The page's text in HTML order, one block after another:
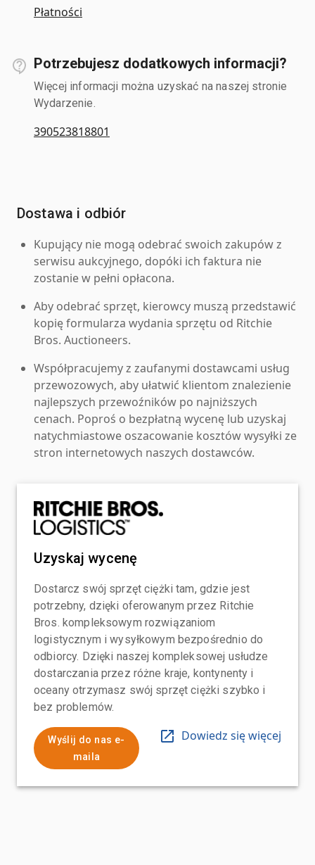
Płatności
Potrzebujesz dodatkowych informacji?
Więcej informacji można uzyskać na naszej stronie
Wydarzenie.
390523818801
Dostawa i odbiór
Kupujący nie mogą odebrać swoich zakupów z
serwisu aukcyjnego, dopóki ich faktura nie
zostanie w pełni opłacona.
Aby odebrać sprzęt, kierowcy muszą przedstawić
kopię formularza wydania sprzętu od Ritchie
Bros. Auctioneers.
Współpracujemy z zaufanymi dostawcami usług
przewozowych, aby ułatwić klientom znalezienie
najlepszych przewoźników po najniższych
cenach. Poproś o bezpłatną wycenę lub uzyskaj
natychmiastowe oszacowanie kosztów wysyłki ze
stron internetowych naszych dostawców.
Uzyskaj wycenę
Dostarcz swój sprzęt ciężki tam, gdzie jest
potrzebny, dzięki oferowanym przez Ritchie
Bros. kompleksowym rozwiązaniom
logistycznym i wysyłkowym bezpośrednio do
odbiorcy. Dzięki naszej kompleksowej usłudze
dostarczania przez różne kraje, kontynenty i
oceany otrzymasz swój sprzęt ciężki szybko i
bez problemów.
Wyślij do nas e-
maila
Dowiedz się więcej